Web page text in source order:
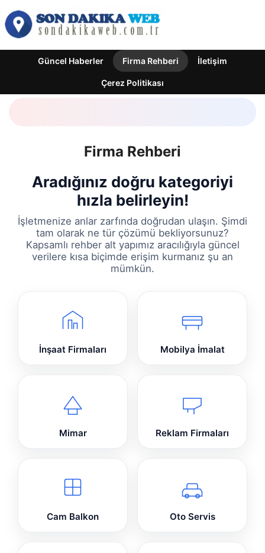
Güncel Haberler Firma Rehberi İletişim
Çerez Politikası
Firma Rehberi
Aradığınız doğru kategoriyi
hızla belirleyin!
İşletmenize anlar zarfında doğrudan ulaşın. Şimdi
tam olarak ne tür çözümü bekliyorsunuz?
Kapsamlı rehber alt yapımız aracılığıyla güncel
verilere kısa biçimde erişim kurmanız şu an
mümkün.
İnşaat Firmaları Mobilya İmalat
Mimar Reklam Firmaları
Cam Balkon Oto Servis